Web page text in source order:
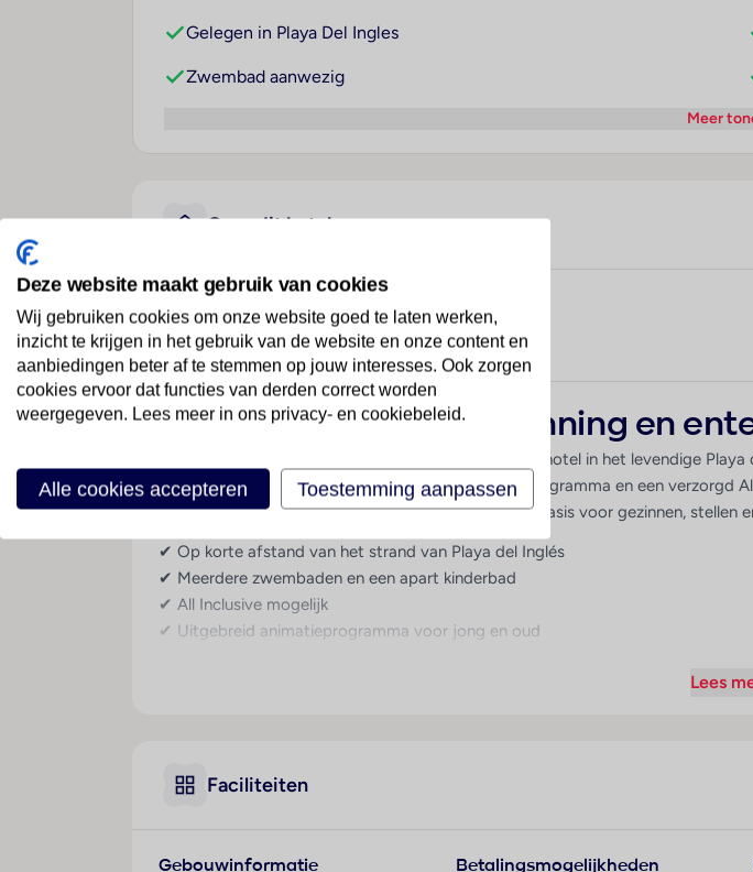
Gelegen in Playa Del Ingles
Zwembad aanwezig
Meer
Over dit hotel
Servatur Waikiki
Spanje· Gran Canaria· Playa Del Ingles
Zonvakantie vol ontspanning en
, een modern viersterrenhotel in het levendige
meerdere zwembaden, een uitgebreid activiteitenprogramma en een verzorgd
uitstekende faciliteiten is dit hotel een ideale uitvalsbasis voor gezinnen, stellen
✔ Op korte afstand van het strand van Playa del Inglés
✔ Meerdere zwembaden en een apart kinderbad
✔ All Inclusive mogelijk
✔ Uitgebreid animatieprogramma voor jong en oud
geniet van de zon op het ruime zonneterras of doe mee aan een van de vele
Lees
Faciliteiten
Gebouwinformatie Betalingsmogelijkheden
Deze website maakt gebruik van cookies
Wij gebruiken cookies om onze website goed te laten werken,
inzicht te krijgen in het gebruik van de website en onze content en
aanbiedingen beter af te stemmen op jouw interesses. Ook zorgen
cookies ervoor dat functies van derden correct worden
weergegeven. Lees meer in ons privacy- en cookiebeleid.
Alle cookies accepteren Toestemming aanpassen